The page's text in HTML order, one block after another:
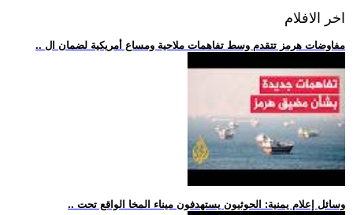
اخر الافلام
.. مفاوضات هرمز تتقدم وسط تفاهمات ملاحية ومساع أمريكية لضمان ال
.. وسائل إعلام يمنية: الحوثيون يستهدفون ميناء المخا الواقع تحت